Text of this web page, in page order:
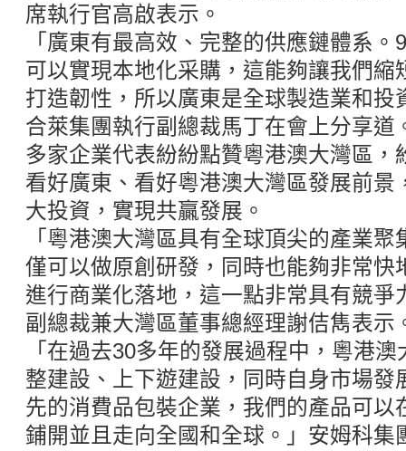
席執行官高啟表示。
「廣東有最高效、完整的供應鏈體系
可以實現本地化采購，這能夠讓我們縮
打造韌性，所以廣東是全球製造業和投
合萊集團執行副總裁馬丁在會上分享道
多家企業代表紛紛點贊粵港澳大灣區，
看好廣東、看好粵港澳大灣區發展前景
大投資，實現共贏發展。
「粵港澳大灣區具有全球頂尖的產業
僅可以做原創研發，同時也能夠非常快
進行商業化落地，這一點非常具有競爭
副總裁兼大灣區董事總經理謝佶雋表示
「在過去30多年的發展過程中，粵港
整建設、上下遊建設，同時自身市場發
先的消費品包裝企業，我們的產品可以
鋪開並且走向全國和全球。」安姆科集